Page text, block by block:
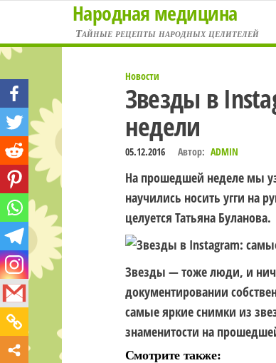
содержимому
Народная медицина
Тайные рецепты народных целителей
Новости
Звезды в
недели
05.12.2016 Автор: ADMIN
На прошедшей неделе мы
научились носить угги на
целуется Татьяна Буланова.
Звезды — тоже люди, и
документировании
самые яркие снимки из
знаменитости на
Смотрите также: